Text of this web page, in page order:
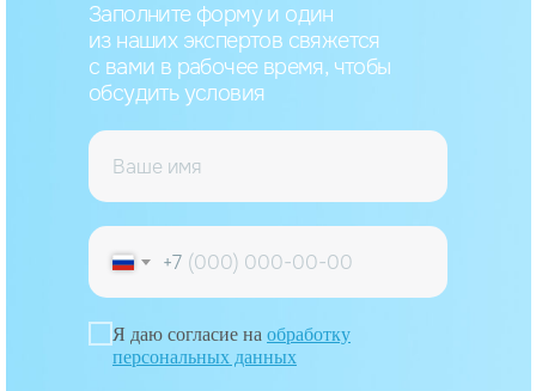
Заполните форму и один
из наших экспертов свяжется
с вами в рабочее время, чтобы
обсудить условия
+7
Я даю согласие на обработку
персональных данных